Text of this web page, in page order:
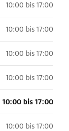
10:00 bis 17:00
10:00 bis 17:00
10:00 bis 17:00
10:00 bis 17:00
10:00 bis 17:00
10:00 bis 17:00